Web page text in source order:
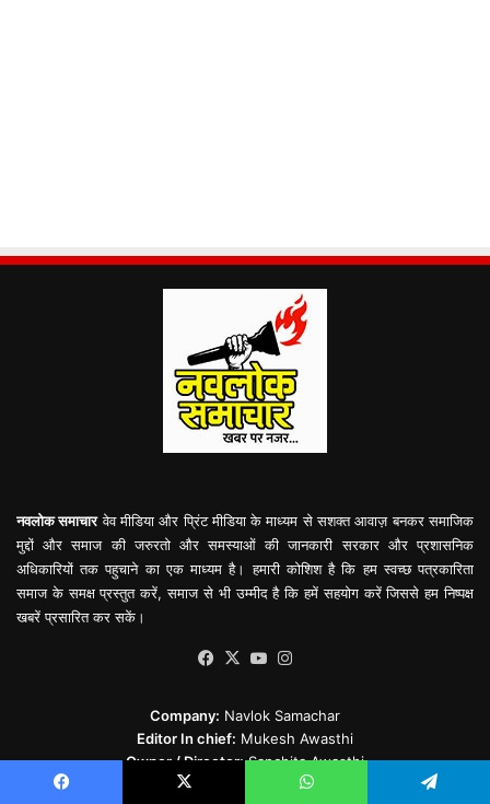
नवलोक समाचारवेव मीडिया और प्रिंट मीडिया के माध्यम से सशक्त आवाज़ बनकर समाजिक
मुद्दों और समाज की जरुरतो और समस्याओं की जानकारी सरकार और प्रशासनिक
अधिकारियों तक पहुचाने का एक माध्यम है। हमारी कोशिश है कि हम स्वच्छ पत्रकारिता
समाज के समक्ष प्रस्तुत करें, समाज से भी उम्मीद है कि हमें सहयोग करें जिससे हम निष्पक्ष
खबरें प्रसारित कर सकें।
Facebook
X YouTube
Company: Navlok Samachar
Editor In chief: Mukesh Awasthi
Owner / Director:Sanchita Awasthi
150, Raghuwanshi Pura Ward, Sohagpur,